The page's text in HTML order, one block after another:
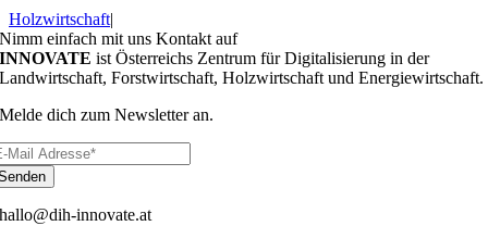
Holzwirtschaft|
Nimm einfach mit uns Kontakt auf
INNOVATEist Österreichs Zentrum für Digitalisierung in der
Landwirtschaft, Forstwirtschaft, Holzwirtschaft und Energiewirtschaft.
Melde dich zum Newsletter an.
hallo@dih-innovate.at